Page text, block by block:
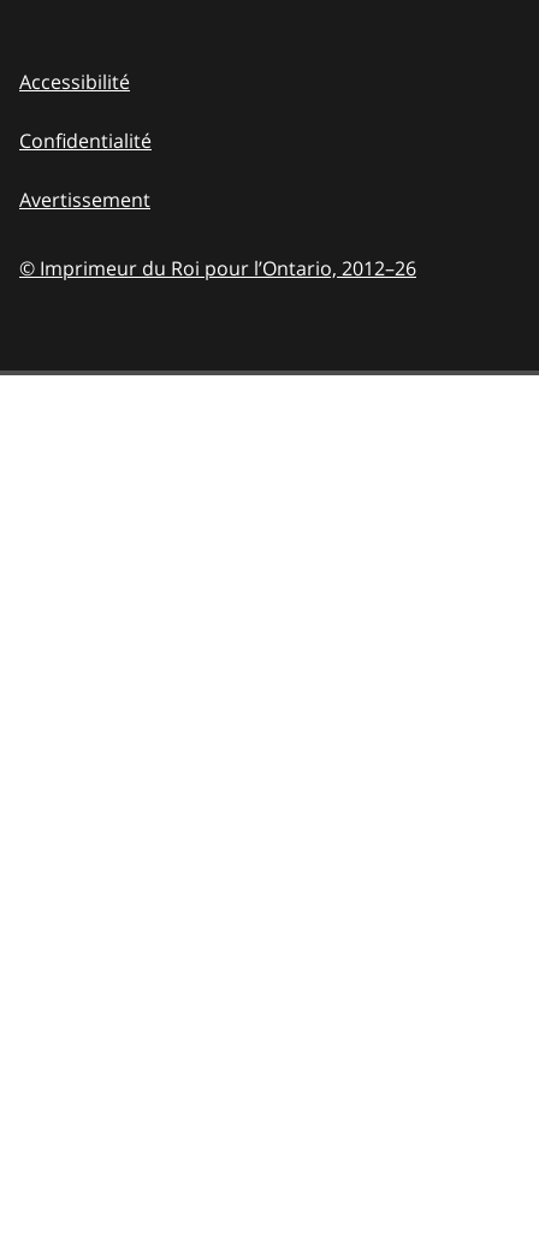
Accessibilité
Confidentialité
Avertissement
© Imprimeur du Roi pour l’Ontario, 2012–26